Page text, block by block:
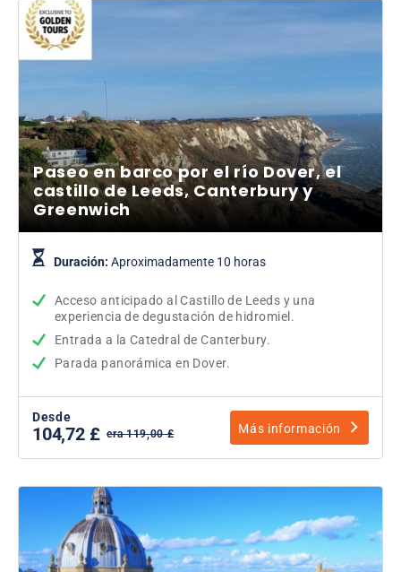
Paseo en barco por el río Dover, el
castillo de Leeds, Canterbury y
Greenwich
Duración: Aproximadamente 10 horas
Acceso anticipado al Castillo de Leeds y una
experiencia de degustación de hidromiel.
Entrada a la Catedral de Canterbury.
Parada panorámica en Dover.
Desde
104,72 £ era 119,00 £ Más información